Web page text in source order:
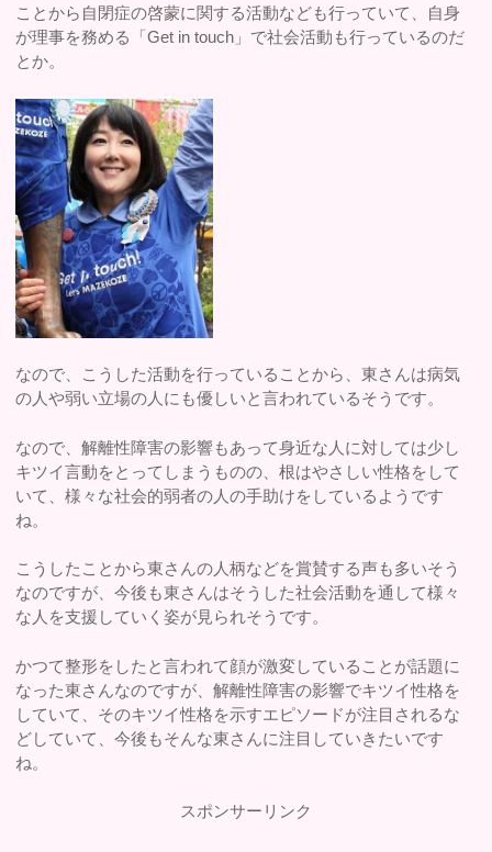
ことから自閉症の啓蒙に関する活動なども行っていて、自身
が理事を務める「Get in touch」で社会活動も行っているのだ
とか。
なので、こうした活動を行っていることから、東さんは病気
の人や弱い立場の人にも優しいと言われているそうです。
なので、解離性障害の影響もあって身近な人に対しては少し
キツイ言動をとってしまうものの、根はやさしい性格をして
いて、様々な社会的弱者の人の手助けをしているようです
ね。
こうしたことから東さんの人柄などを賞賛する声も多いそう
なのですが、今後も東さんはそうした社会活動を通して様々
な人を支援していく姿が見られそうです。
かつて整形をしたと言われて顔が激変していることが話題に
なった東さんなのですが、解離性障害の影響でキツイ性格を
していて、そのキツイ性格を示すエピソードが注目されるな
どしていて、今後もそんな東さんに注目していきたいです
ね。
スポンサーリンク